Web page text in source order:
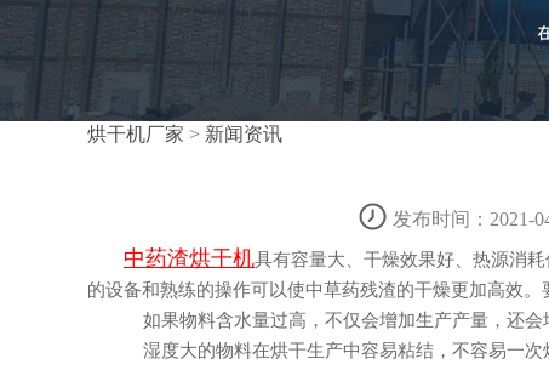
烘干机厂家 > 新闻资讯
发布时间：2021-
中药渣烘干机具有容量大、干燥效果好、热源消
的设备和熟练的操作可以使中草药残渣的干燥更加高效
如果物料含水量过高，不仅会增加生产产量，还会增
湿度大的物料在烘干生产中容易粘结，不容易一次烘